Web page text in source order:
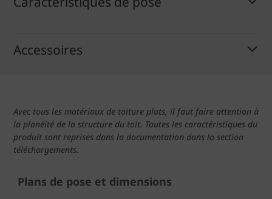
Accessoires
Avec tous les matériaux de toiture plats, il faut faire attention à
la planéité de la structure du toit. Toutes les caractéristiques du
produit sont reprises dans la documentation dans la section
téléchargements.
Plans de pose et dimensions